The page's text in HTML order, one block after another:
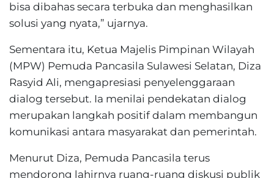
bisa dibahas secara terbuka dan menghasilkan
solusi yang nyata,” ujarnya.
Sementara itu, Ketua Majelis Pimpinan Wilayah
(MPW) Pemuda Pancasila Sulawesi Selatan, Diza
Rasyid Ali, mengapresiasi penyelenggaraan
dialog tersebut. Ia menilai pendekatan dialog
merupakan langkah positif dalam membangun
komunikasi antara masyarakat dan pemerintah.
Menurut Diza, Pemuda Pancasila terus
mendorong lahirnya ruang-ruang diskusi publik